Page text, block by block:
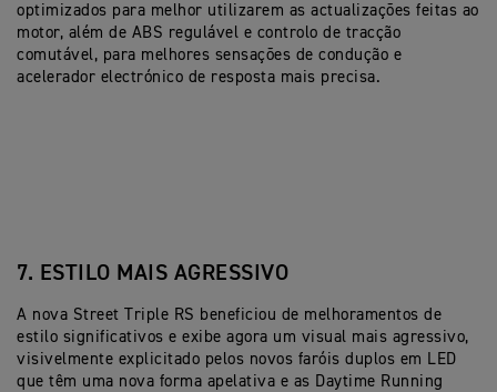
optimizados para melhor utilizarem as actualizações feitas ao
motor, além de ABS regulável e controlo de tracção
comutável, para melhores sensações de condução e
acelerador electrónico de resposta mais precisa.
7. ESTILO MAIS AGRESSIVO
A nova Street Triple RS beneficiou de melhoramentos de
estilo significativos e exibe agora um visual mais agressivo,
visivelmente explicitado pelos novos faróis duplos em LED
que têm uma nova forma apelativa e as Daytime Running